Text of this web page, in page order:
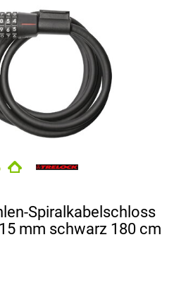
Spiralkabelschloss
mm schwarz 180 cm